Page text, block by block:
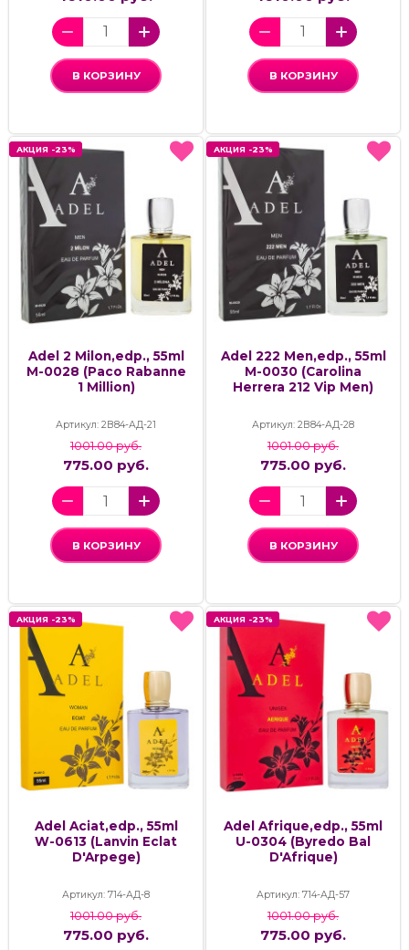
В КОРЗИНУ В КОРЗИНУ
АКЦИЯ -23%
Adel 2 Milon,edp., 55ml
M-0028 (Paco Rabanne
1 Million)
Артикул: 2В84-АД-21
АКЦИЯ -23%
1001.00 руб.
775.00 руб.
В КОРЗИНУ
АКЦИЯ -23%
Adel 222 Men,edp., 55ml
M-0030 (Carolina
Herrera 212 Vip Men)
Артикул: 2В84-АД-28
АКЦИЯ -23%
1001.00 руб.
775.00 руб.
В КОРЗИНУ
АКЦИЯ -23%
Adel Aciat,edp., 55ml
W-0613 (Lanvin Eclat
D'Arpege)
Артикул: 714-АД-8
АКЦИЯ -23%
1001.00 руб.
775.00 руб.
АКЦИЯ -23%
Adel Afrique,edp., 55ml
U-0304 (Byredo Bal
D'Afrique)
Артикул: 714-АД-57
АКЦИЯ -23%
1001.00 руб.
775.00 руб.